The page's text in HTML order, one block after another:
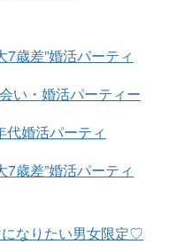
歳差”婚活パーティ
い・婚活パーティー
婚活パーティ
歳差”婚活パーティ
なりたい男女限定♡